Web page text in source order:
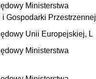
Ministerstwa
Gospodarki Przestrzennej
Unii Europejskiej, L
Ministerstwa